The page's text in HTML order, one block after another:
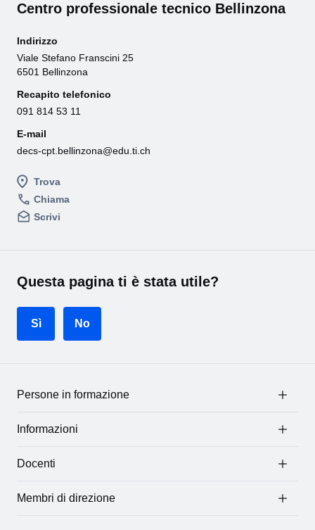
Centro professionale tecnico Bellinzona
Trova
Chiama
Scrivi
Indirizzo
Viale Stefano Franscini 25
6501 Bellinzona
Recapito telefonico
091 814 53 11
E-mail
decs-cpt.bellinzona@edu.ti.ch
Questa pagina ti è stata utile?
Sì No
Persone in formazione
Informazioni
Docenti
Membri di direzione